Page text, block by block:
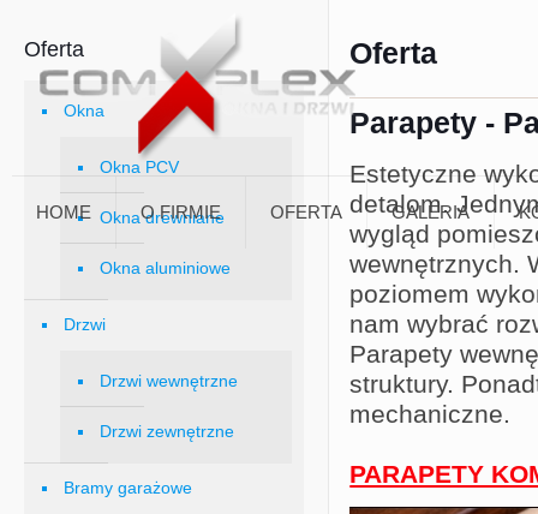
HOME O FIRMIE OFERTA GALERIA
Oferta
Parapety -
Estetyczne
detalom.
wygląd
wewnętrznych.
poziomem
nam wybrać
Parapety
struktury.
mechaniczne.
PARAPETY
Oferta
Okna
Okna PCV
Okna drewniane
Okna aluminiowe
Drzwi
Drzwi wewnętrzne
Drzwi zewnętrzne
Bramy garażowe